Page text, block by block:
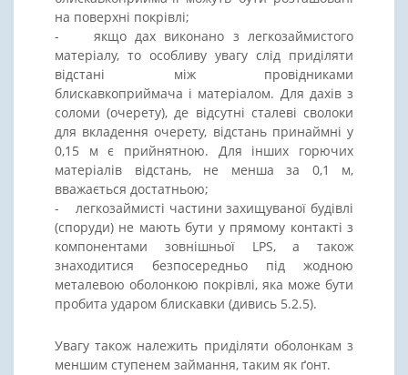
на поверхні покрівлі;
- якщо дах виконано з легкозаймистого
матеріалу, то особливу увагу слід приділяти
відстані між провідниками
блискавкоприймача і матеріалом. Для дахів з
соломи (очерету), де відсутні сталеві сволоки
для вкладення очерету, відстань принаймні у
0,15 м є прийнятною. Для інших горючих
матеріалів відстань, не менша за 0,1 м,
вважається достатньою;
- легкозаймисті частини захищуваної будівлі
(споруди) не мають бути у прямому контакті з
компонентами зовнішньої LPS, а також
знаходитися безпосередньо під жодною
металевою оболонкою покрівлі, яка може бути
пробита ударом блискавки (дивись 5.2.5).
Увагу також належить приділяти оболонкам з
меншим ступенем займання, таким як ґонт.